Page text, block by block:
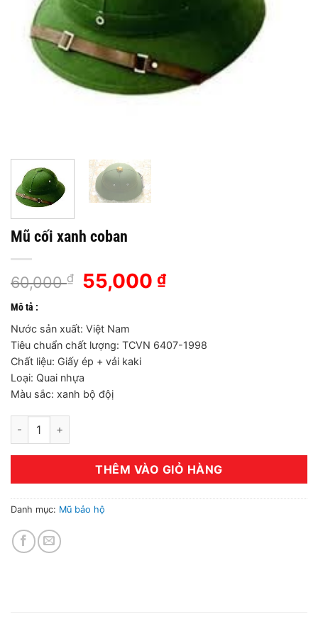
Mũ cối xanh coban
60,000₫
Giá
gốc
60,000 ₫.
55,000₫Giá
55,000 ₫.
Mô tả :
Nước sản xuất: Việt Nam
Tiêu chuẩn chất lượng: TCVN 6407-1998
Chất liệu: Giấy ép + vải kaki
Loại: Quai nhựa
Màu sắc: xanh bộ độị
Mũ cối xanh coban số lượng
THÊM VÀO GIỎ HÀNG
Danh mục: Mũ bảo hộ